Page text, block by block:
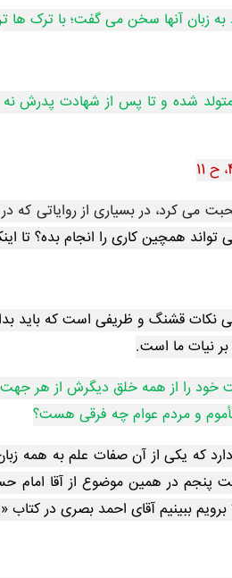
زبان آنها سخن می گفت؛ با ترک ها
شده و تا پس از شهادت پدرش نه
می کرد، در بسیاری از روایاتی که
همچین کاری را انجام بده؟ تا
نکات قشنگ و ظریفی است که باید
نیات ما است.
خود را از همه خلق دیگرش از هر
و مردم عوام چه فرقی هست؟
که یکی از آن صفات علم به
پنجم در همین موضوع از آقا
برویم ببینیم آقای احمد بصری در